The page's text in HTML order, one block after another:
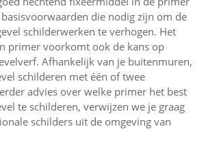
die nodig zijn om de
schilderwerken te verhogen. Het
primer voorkomt ook de kans op
Afhankelijk van je buitenmuren,
schilderen met één of twee
advies over welke primer het best
te schilderen, verwijzen we je graag
schilders uit de omgeving van